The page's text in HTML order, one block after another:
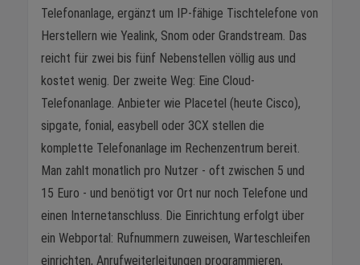
Telefonanlage, ergänzt um IP-fähige Tischtelefone von
Herstellern wie Yealink, Snom oder Grandstream. Das
reicht für zwei bis fünf Nebenstellen völlig aus und
kostet wenig. Der zweite Weg: Eine Cloud-
Telefonanlage. Anbieter wie Placetel (heute Cisco),
sipgate, fonial, easybell oder 3CX stellen die
komplette Telefonanlage im Rechenzentrum bereit.
Man zahlt monatlich pro Nutzer - oft zwischen 5 und
15 Euro - und benötigt vor Ort nur noch Telefone und
einen Internetanschluss. Die Einrichtung erfolgt über
ein Webportal: Rufnummern zuweisen, Warteschleifen
einrichten, Anrufweiterleitungen programmieren,